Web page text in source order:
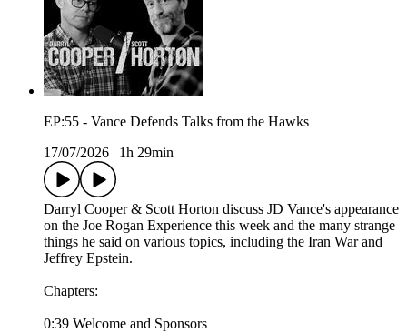
EP:55 - Vance Defends Talks from the Hawks
17/07/2026
1h 29min
Darryl Cooper & Scott Horton discuss JD Vance's appearance
on the Joe Rogan Experience this week and the many strange
things he said on various topics, including the Iran War and
Jeffrey Epstein.
Chapters:
0:39 Welcome and Sponsors